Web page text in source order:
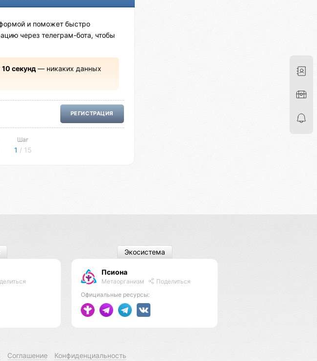
и поможет быстро
через телеграм-бота, чтобы
10 секунд— никаких данных
РЕГИСТРАЦИЯ
Шаг
1 / 15
Псиона
Метаорганизм
Поделиться
Официальные ресурсы:
Экосистема
Соглашение Конфиденциальность